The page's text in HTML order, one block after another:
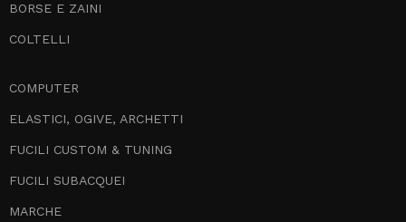
BORSE E ZAINI
COLTELLI
COMPUTER
ELASTICI, OGIVE, ARCHETTI
FUCILI CUSTOM & TUNING
FUCILI SUBACQUEI
MARCHE